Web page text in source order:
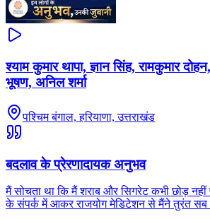
श्याम कुमार थापा, ज्ञान सिंह, रामकुमार
भूषण, अनिल शर्मा
पश्चिम बंगाल, हरियाणा, उत्तराखंड
बदलाव के प्रेरणादायक अनुभव
मैं सोचता था कि मैं शराब और सिगरेट कभी छोड़ नहीं
के संपर्क में आकर राजयोग मेडिटेशन से मैंने तुरंत सब